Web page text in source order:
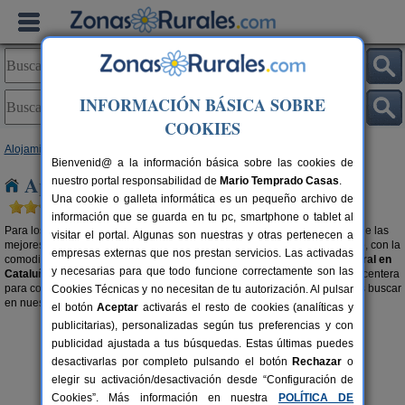
Alojamientos
Apartamentos Rurales en Cataluña
Para los amantes al turismo rural, este tipo de alojamiento es elegir una de las
mejores opciones para disfrutar de un ambiente natural, idílico y tranquilo, con la
comodidad de estar como en tu propia casa.Alquilar un apartamento rural en
Cataluña
es la mejor manera disfrutar de una escapada económica y placentera
para conseguir unas vacaciones de ensueño. También te recomendamos buscar
en nuestra selección deComplejos Rurales en Cataluña.
INFORMACIÓN BÁSICA SOBRE
COOKIES
Bienvenid@ a la información básica sobre las cookies de
nuestro portal responsabilidad de Mario Temprado Casas.
Una cookie o galleta informática es un pequeño archivo de
información que se guarda en tu pc, smartphone o tablet al
visitar el portal. Algunas son nuestras y otras pertenecen a
empresas externas que nos prestan servicios. Las activadas
y necesarias para que todo funcione correctamente son las
Cookies Técnicas y no necesitan de tu autorización. Al pulsar
el botónAceptar activarás el resto de cookies (analíticas y
publicitarias), personalizadas según tus preferencias y con
publicidad ajustada a tus búsquedas. Estas últimas puedes
desactivarlas por completo pulsando el botón Rechazar o
elegir su activación/desactivación desde “Configuración de
Cookies”. Más información en nuestra
POLÍTICA DE